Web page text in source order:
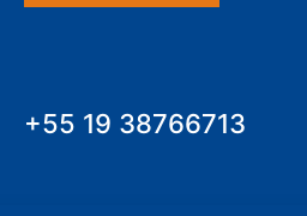
+55 19 38766713